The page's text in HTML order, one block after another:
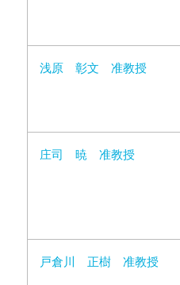
浅原 彰文 准教授
庄司 暁 准教授
戸倉川 正樹 准教授